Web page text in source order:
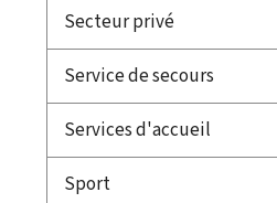
Secteur privé
Service de secours
Services d'accueil
Sport